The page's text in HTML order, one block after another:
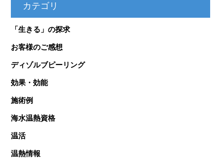
カテゴリ
「生きる」の探求
お客様のご感想
ディゾルブピーリング
効果・効能
施術例
海水温熱資格
温活
温熱情報